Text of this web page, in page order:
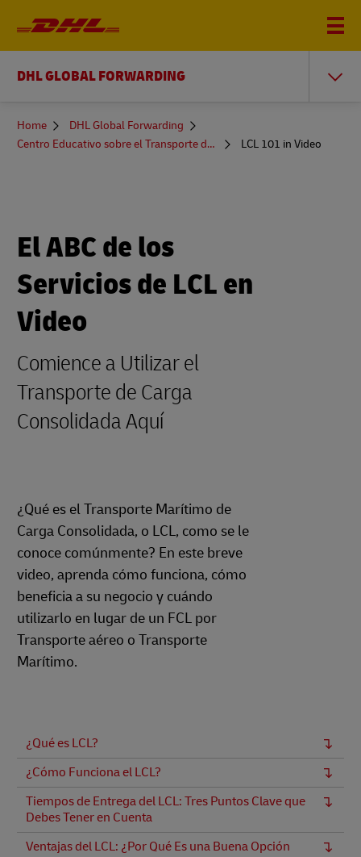
DHL GLOBAL FORWARDING
You
here
Home
DHL Global Forwarding
Centro Educativo sobre el Transporte de Mercancías
LCL 101 in Video
El ABC de los
Servicios de LCL en
Video
Comience a Utilizar el
Transporte de Carga
Consolidada Aquí
¿Qué es el Transporte Marítimo de
Carga Consolidada, o LCL, como se le
conoce comúnmente? En este breve
video, aprenda cómo funciona, cómo
beneficia a su negocio y cuándo
utilizarlo en lugar de un FCL por
Transporte aéreo o Transporte
Marítimo.
¿Qué es LCL?
¿Cómo Funciona el LCL?
Tiempos de Entrega del LCL: Tres Puntos Clave que
Debes Tener en Cuenta
Ventajas del LCL: ¿Por Qué Es una Buena Opción